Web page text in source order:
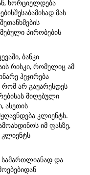
ხორციელდება
მას
პირობების
ბანკი
რისკი, რომელიც ამ
ჰეჯირება
რომ არ გაუარესდეს
მიღებული
ასეთის
კლიენტს.
იმ ფასზე,
კლიენტს
და